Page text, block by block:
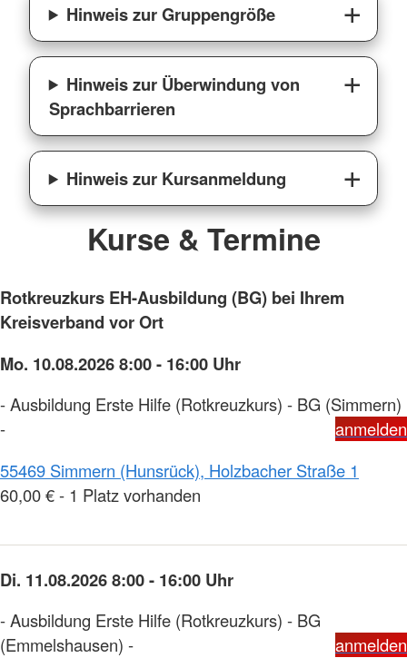
Hinweis zur Gruppengröße
Hinweis zur Überwindung von
Sprachbarrieren
Hinweis zur Kursanmeldung
Kurse & Termine
Rotkreuzkurs EH-Ausbildung (BG) bei Ihrem
Kreisverband vor Ort
Mo. 10.08.2026 8:00 - 16:00 Uhr
- Ausbildung Erste Hilfe (Rotkreuzkurs) - BG (Simmern)
-
anmelden
55469 Simmern (Hunsrück), Holzbacher Straße 1
60,00 € - 1 Platz vorhanden
Di. 11.08.2026 8:00 - 16:00 Uhr
- Ausbildung Erste Hilfe (Rotkreuzkurs) - BG
(Emmelshausen) -
anmelden